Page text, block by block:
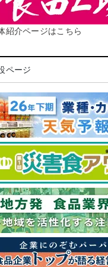
紹介ページはこちら
ページ